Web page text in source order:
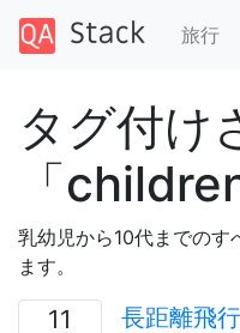
旅行
タグ付け
「
乳幼児から10代までのす
ます。
11
長距離飛